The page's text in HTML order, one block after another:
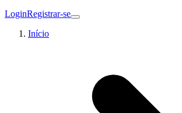
LoginRegistrar-se
Início